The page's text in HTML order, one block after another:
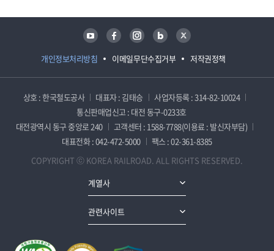
개인정보처리방침 이메일무단수집거부 저작권정책
유튜브 페이스북 인스타그램 블로그 트위터
상호 : 한국철도공사 대표자 : 김태승
사업자등록 : 314-82-10024
통신판매업신고 : 대전 동구-0233호
대전광역시 동구 중앙로 240
고객센터 : 1588-7788(이용료 : 발신자부담)
대표전화 : 042-472-5000
팩스 : 02-361-8385
COPYRIGHT ⓒ KOREA RAILROAD. ALL RIGHTS RESERVED.
계열사
관련사이트